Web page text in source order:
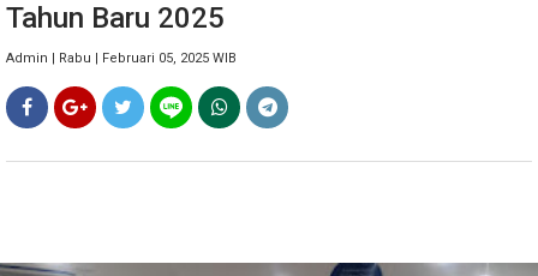
Tahun Baru 2025
Admin | Rabu | Februari 05, 2025 WIB